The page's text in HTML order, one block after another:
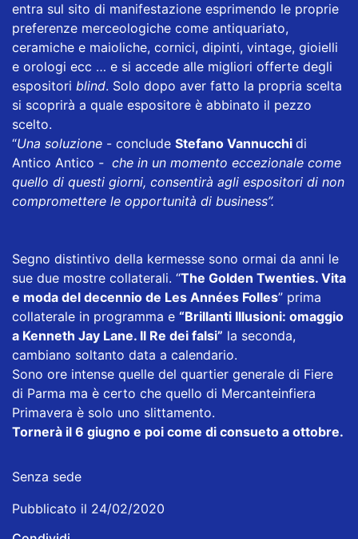
entra sul sito di manifestazione esprimendo le proprie
preferenze merceologiche come antiquariato,
ceramiche e maioliche, cornici, dipinti, vintage, gioielli
e orologi ecc … e si accede alle migliori offerte degli
espositori blind. Solo dopo aver fatto la propria scelta
si scoprirà a quale espositore è abbinato il pezzo
scelto.
“Una soluzione - conclude Stefano Vannucchi di
Antico Antico - che in un momento eccezionale come
quello di questi giorni, consentirà agli espositori di non
compromettere le opportunità di business”.
Segno distintivo della kermesse sono ormai da anni le
sue due mostre collaterali. “The Golden Twenties. Vita
e moda del decennio de Les Années Folles” prima
collaterale in programma e “Brillanti Illusioni: omaggio
a Kenneth Jay Lane. Il Re dei falsi” la seconda,
cambiano soltanto data a calendario.
Sono ore intense quelle del quartier generale di Fiere
di Parma ma è certo che quello di Mercanteinfiera
Primavera è solo uno slittamento.
Tornerà il 6 giugno e poi come di consueto a ottobre.
Senza sede
Pubblicato il 24/02/2020